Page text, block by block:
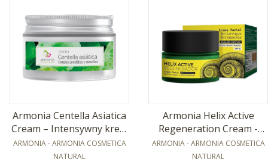
Armonia Centella Asiatica
Cream – Intensywny krem
regenerujący 50ml
PRODUCENT
ARMONIA - ARMONIA COSMETICA
NATURAL
Armonia Helix Active
Regeneration Cream -
Krem regenerujący ze
śluzem ślimaka 50ml
PRODUCENT
ARMONIA - ARMONIA COSMETICA
NATURAL